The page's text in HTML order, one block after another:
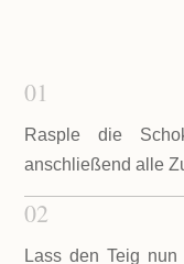
01
Rasple die
anschließend alle
02
Lass den Teig